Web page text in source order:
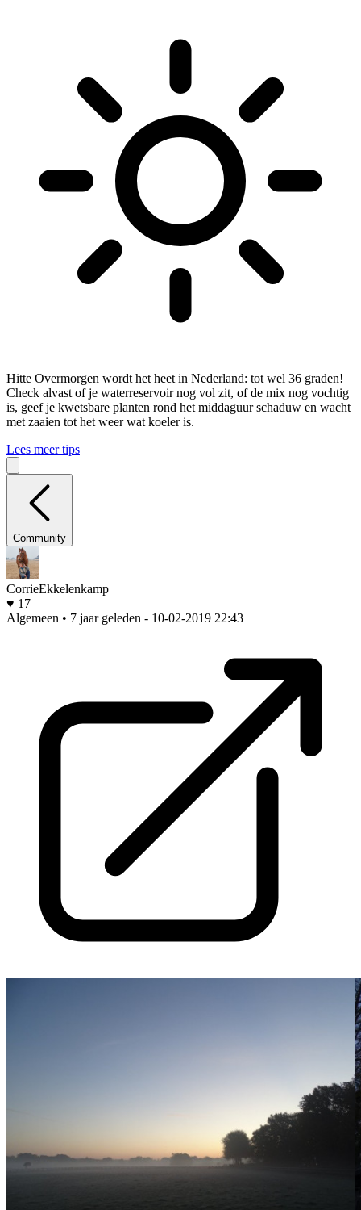
Hitte Overmorgen wordt het heet in Nederland: tot wel 36 graden!
Check alvast of je waterreservoir nog vol zit, of de mix nog vochtig
is, geef je kwetsbare planten rond het middaguur schaduw en wacht
met zaaien tot het weer wat koeler is.
Lees meer tips
Community
CorrieEkkelenkamp
♥ 17
Algemeen • 7 jaar geleden - 10-02-2019 22:43